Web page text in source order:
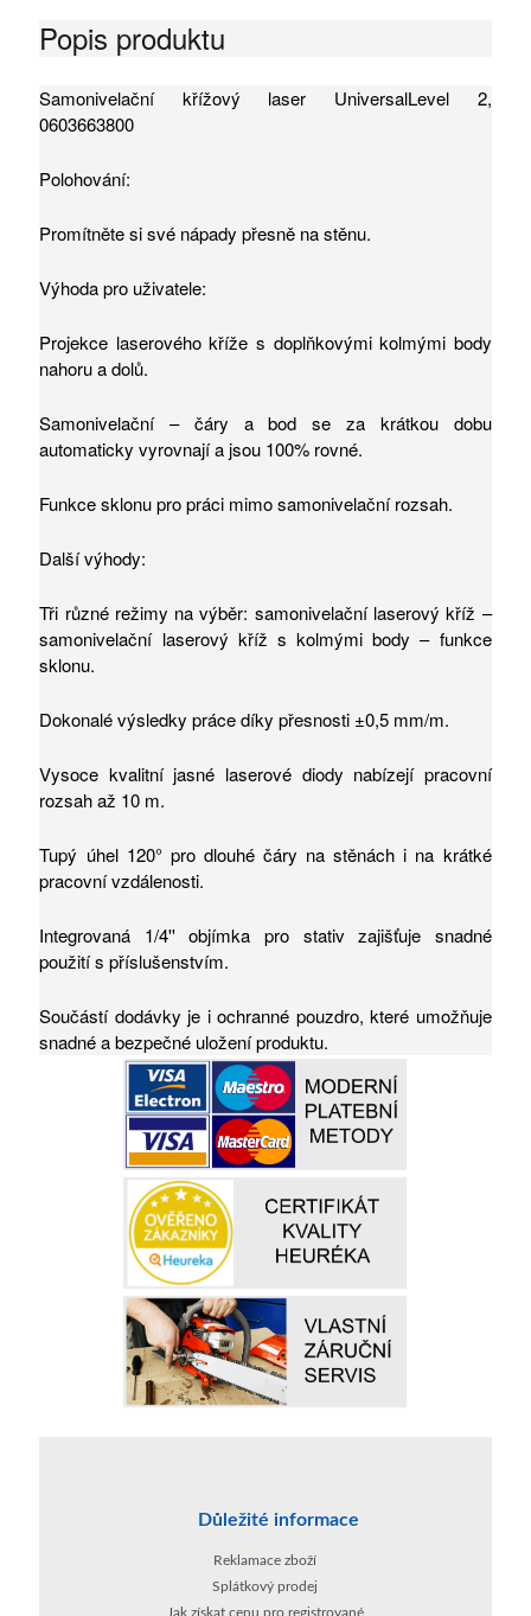
Popis produktu
Samonivelační křížový laser UniversalLevel 2,
0603663800
Polohování:
Promítněte si své nápady přesně na stěnu.
Výhoda pro uživatele:
Projekce laserového kříže s doplňkovými kolmými body
nahoru a dolů.
Samonivelační – čáry a bod se za krátkou dobu
automaticky vyrovnají a jsou 100% rovné.
Funkce sklonu pro práci mimo samonivelační rozsah.
Další výhody:
Tři různé režimy na výběr: samonivelační laserový kříž –
samonivelační laserový kříž s kolmými body – funkce
sklonu.
Dokonalé výsledky práce díky přesnosti ±0,5 mm/m.
Vysoce kvalitní jasné laserové diody nabízejí pracovní
rozsah až 10 m.
Tupý úhel 120° pro dlouhé čáry na stěnách i na krátké
pracovní vzdálenosti.
Integrovaná 1/4'' objímka pro stativ zajišťuje snadné
použití s příslušenstvím.
Součástí dodávky je i ochranné pouzdro, které umožňuje
snadné a bezpečné uložení produktu.
Důležité informace
Reklamace zboží
Splátkový prodej
Jak získat cenu pro registrované